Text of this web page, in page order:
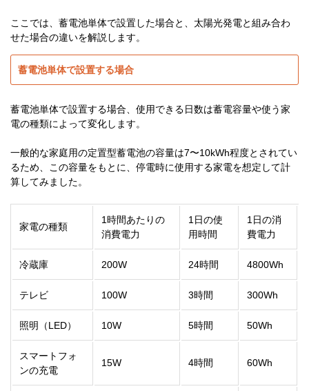
ここでは、蓄電池単体で設置した場合と、太陽光発電と組み合わ
せた場合の違いを解説します。
蓄電池単体で設置する場合
蓄電池単体で設置する場合、使用できる日数は蓄電容量や使う家
電の種類によって変化します。
一般的な家庭用の定置型蓄電池の容量は7〜10kWh程度とされてい
るため、この容量をもとに、停電時に使用する家電を想定して計
算してみました。
家電の種類
1時間あたりの
消費電力
1日の使
用時間
1日の消
費電力
冷蔵庫 200W 24時間 4800Wh
テレビ 100W 3時間 300Wh
照明（LED） 10W 5時間 50Wh
スマートフォ
ンの充電
15W 4時間 60Wh